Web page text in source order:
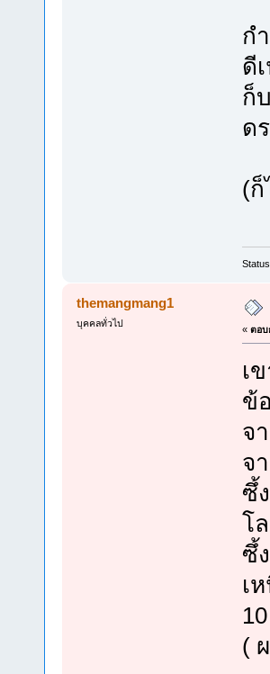
ก
ดี
ก็
ด
(
themangmang1
บุคคลทั่วไป
« ตอบ
เ
ข้
จ
จ
ซึ้
โ
ซึ้
เ
(